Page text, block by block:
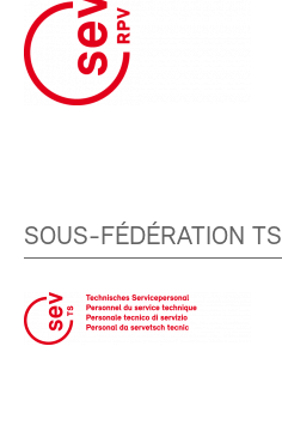
SOUS-FÉDÉRATION TS